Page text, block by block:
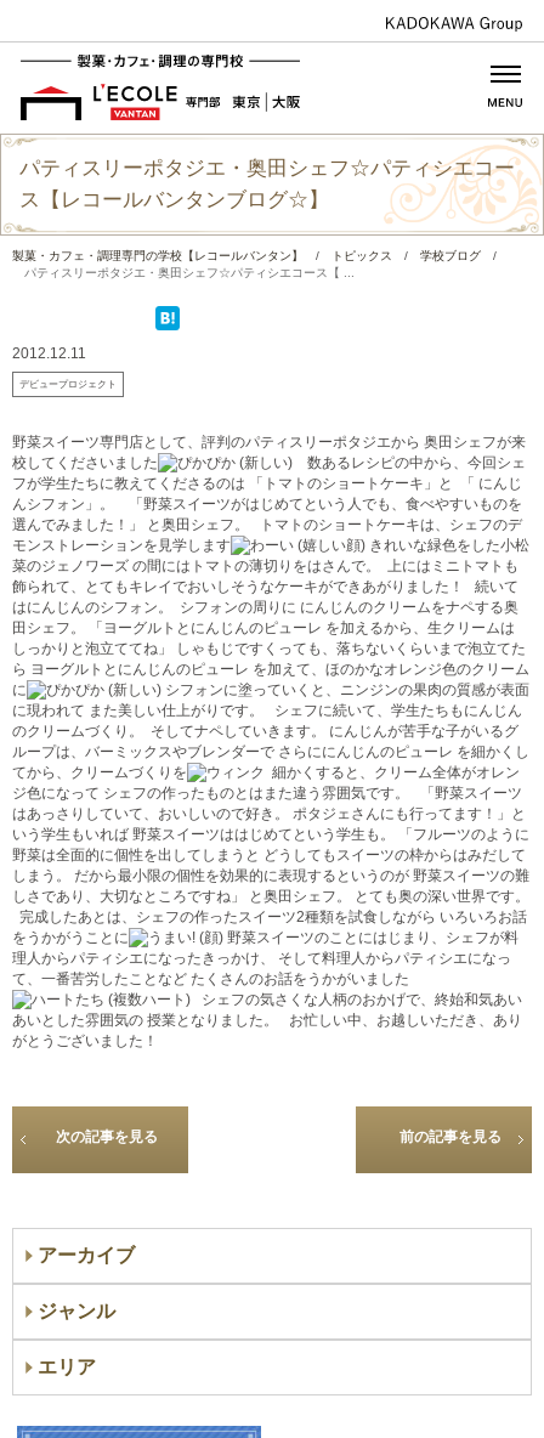
パティスリーポタジエ・奥田シェフ☆パティシエコー
ス【レコールバンタンブログ☆】
製菓・カフェ・調理専門の学校【レコールバンタン】 / トピックス / 学校ブログ
/
パティスリーポタジエ・奥田シェフ☆パティシエコース【 ...
2012.12.11
デビュープロジェクト
野菜スイーツ専門店として、評判のパティスリーポタジエから 奥田シェフが来
校してくださいました
数あるレシピの中から、今回シェ
フが学生たちに教えてくださるのは 「トマトのショートケーキ」と
「 にんじ
んシフォン」。
「野菜スイーツがはじめてという人でも、食べやすいものを
選んでみました！」 と奥田シェフ。 トマトのショートケーキは、シェフのデ
モンストレーションを見学します
きれいな緑色をした小松
菜のジェノワーズ の間にはトマトの薄切りをはさんで。
上にはミニトマトも
飾られて、とてもキレイでおいしそうなケーキができあがりました！ 続いて
はにんじんのシフォン。
シフォンの周りに にんじんのクリームをナペする奥
田シェフ。 「ヨーグルトとにんじんのピューレ を加えるから、生クリームは
しっかりと泡立ててね」 しゃもじですくっても、落ちないくらいまで泡立てた
ら ヨーグルトとにんじんのピューレ を加えて、ほのかなオレンジ色のクリーム
に
シフォンに塗っていくと、ニンジンの果肉の質感が表面
に現われて また美しい仕上がりです。 シェフに続いて、学生たちもにんじん
のクリームづくり。
そしてナペしていきます。 にんじんが苦手な子がいるグ
ループは、バーミックスやブレンダーで さらににんじんのピューレ を細かくし
てから、クリームづくりを
細かくすると、クリーム全体がオレン
ジ色になって シェフの作ったものとはまた違う雰囲気です。 「野菜スイーツ
はあっさりしていて、おいしいので好き。 ポタジェさんにも行ってます！」と
いう学生もいれば 野菜スイーツははじめてという学生も。 「フルーツのように
野菜は全面的に個性を出してしまうと どうしてもスイーツの枠からはみだして
しまう。 だから最小限の個性を効果的に表現するというのが 野菜スイーツの難
しさであり、大切なところですね」 と奥田シェフ。 とても奥の深い世界です。
完成したあとは、シェフの作ったスイーツ2種類を試食しながら いろいろお話
をうかがうことに
野菜スイーツのことにはじまり、シェフが料
理人からパティシエになったきっかけ、 そして料理人からパティシエになっ
て、一番苦労したことなど たくさんのお話をうかがいました
シェフの気さくな人柄のおかげで、終始和気あい
あいとした雰囲気の 授業となりました。 お忙しい中、お越しいただき、あり
がとうございました！
次の記事を見る 前の記事を見る
アーカイブ
ジャンル
エリア